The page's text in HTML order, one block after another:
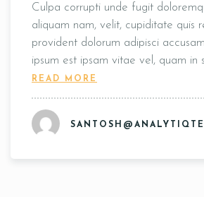
Culpa corrupti unde fugit
aliquam nam, velit, cupiditate quis
provident dolorum adipisci
ipsum est ipsam vitae vel, quam in
READ MORE